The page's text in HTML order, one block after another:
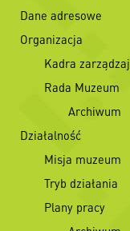
Dane adresowe
Organizacja
Kadra
Rada Muzeum
Archiwum
Działalność
Misja muzeum
Tryb działania
Plany pracy